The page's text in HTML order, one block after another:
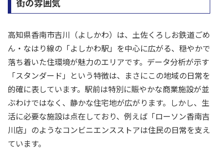
街の雰囲気
高知県香南市吉川（よしかわ）は、土佐くろしお鉄道ごめ
ん・なはり線の「よしかわ駅」を中心に広がる、穏やかで
落ち着いた住環境が魅力のエリアです。データ分析が示す
「スタンダード」という特徴は、まさにこの地域の日常を
的確に表しています。駅前は特別に賑やかな商業施設が並
ぶわけではなく、静かな住宅地が広がります。しかし、生
活に必要な施設は点在しており、例えば「ローソン香南吉
川店」のようなコンビニエンスストアは住民の日常を支え
ています。